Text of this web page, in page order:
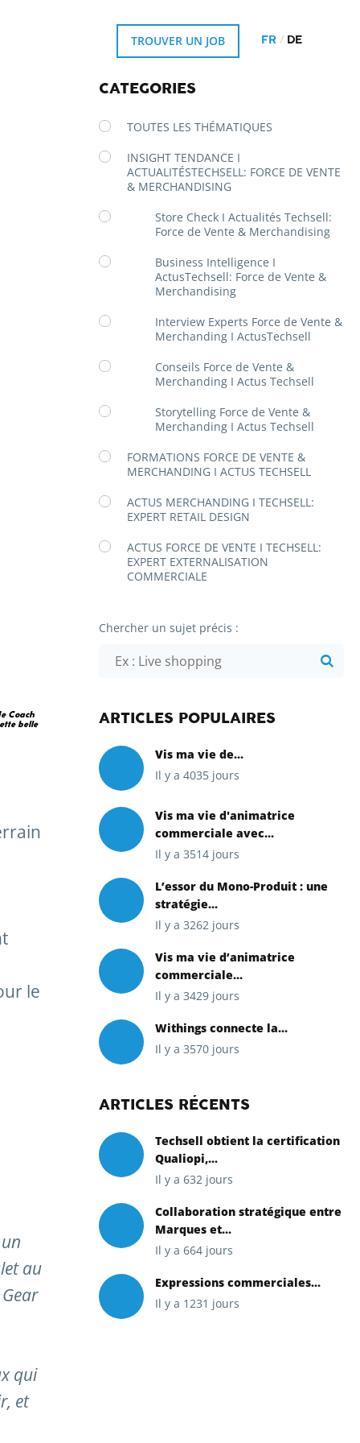
TROUVER UN JOB FR DE
Coach
belle
le
au
qui
et
CATÉGORIES
TOUTES LES THÉMATIQUES
INSIGHT TENDANCE I
ACTUALITÉSTECHSELL: FORCE DE VENTE
& MERCHANDISING
Store Check I Actualités Techsell:
Force de Vente & Merchandising
Business Intelligence I
ActusTechsell: Force de Vente &
Merchandising
Interview Experts Force de Vente &
Merchanding I ActusTechsell
Conseils Force de Vente &
Merchanding I Actus Techsell
Storytelling Force de Vente &
Merchanding I Actus Techsell
FORMATIONS FORCE DE VENTE &
MERCHANDING I ACTUS TECHSELL
ACTUS MERCHANDING I TECHSELL:
EXPERT RETAIL DESIGN
ACTUS FORCE DE VENTE I TECHSELL:
EXPERT EXTERNALISATION
COMMERCIALE
Chercher un sujet précis :
ARTICLES POPULAIRES
Vis ma vie de...
Il y a 4035 jours
Vis ma vie d'animatrice
commerciale avec...
Il y a 3514 jours
L’essor du Mono-Produit : une
stratégie...
Il y a 3262 jours
Vis ma vie d’animatrice
commerciale...
Il y a 3429 jours
Withings connecte la...
Il y a 3570 jours
ARTICLES RÉCENTS
Techsell obtient la certification
Qualiopi,...
Il y a 632 jours
Collaboration stratégique entre
Marques et...
Il y a 664 jours
Expressions commerciales...
Il y a 1231 jours